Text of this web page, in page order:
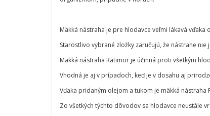
Mäkká nástraha je pre hlodavce veľmi lákavá vďaka
Starostlivo vybrané zložky zaručujú, že nástrahe
Mäkká nástraha Ratimor je účinná proti všetkým
Vhodná je aj v prípadoch, keď je v dosahu aj
Vďaka pridaným olejom a tukom je mäkká
Zo všetkých týchto dôvodov sa hlodavce neustále